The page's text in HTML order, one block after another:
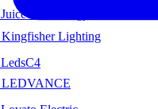
Juice Technology
Kingfisher Lighting
LedsC4
LEDVANCE